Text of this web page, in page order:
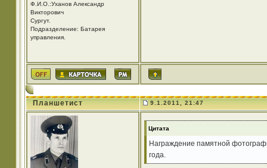
Ф.И.О.:Уханов Александр
Викторович
Cургут.
Подразделение: Батарея
управления.
Планшетист 9.1.2011, 21:47
Цитата
Награждение памятной
года.